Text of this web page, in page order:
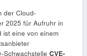
der Cloud-
2025 für Aufruhr in
ist eine von einem
Schwachstelle CVE-